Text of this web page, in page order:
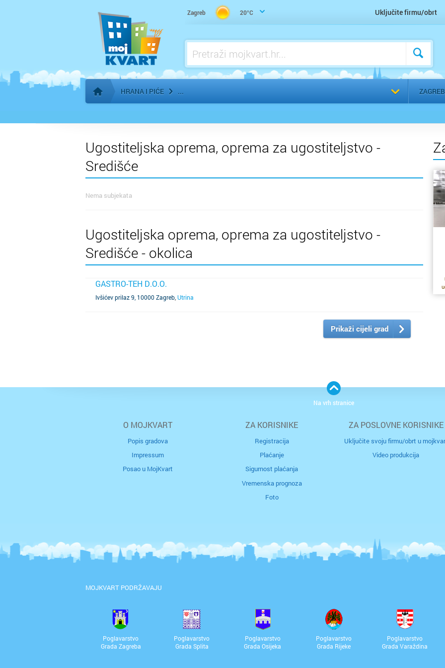
Zagreb 20°C Uključite firmu/obrt
Početna stranica
HRANA I PIĆE
Pića, alkoholna i bezalkoholna
Zdrava hrana, makrobiotika, vegetarijanstvo, veganstvo
ZAGREB
Odaberi
Ugostiteljska oprema, oprema za ugostiteljstvo -
Središće
Nema subjekata
Ugostiteljska oprema, oprema za ugostiteljstvo -
Središće - okolica
GASTRO-TEH D.O.O.
Ivšićev prilaz 9, 10000 Zagreb Utrina
Prikaži cijeli grad
i
O MOJKVART
Popis gradova
Impressum
Posao u MojKvart
ZA KORISNIKE
Registracija
Plaćanje
Sigurnost plaćanja
Vremenska prognoza
Foto
ZA POSLOVNE KORISNIKE
Uključite svoju firmu/obrt u
Video produkcija
MOJKVART PODRŽAVAJU
Poglavarstvo
Grada Zagreba
Poglavarstvo
Grada Splita
Poglavarstvo
Grada Osijeka
Poglavarstvo
Grada Rijeke
Poglavarstvo
Grada Varaždina
Na vrh stranice